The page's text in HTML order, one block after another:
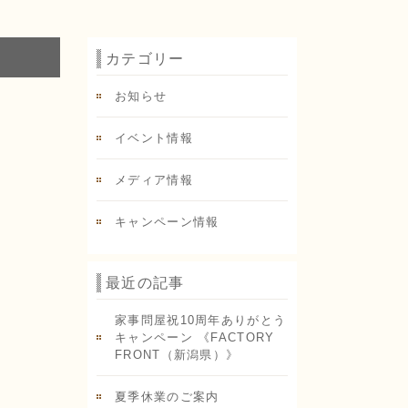
カテゴリー
お知らせ
イベント情報
メディア情報
キャンペーン情報
最近の記事
家事問屋祝10周年ありがとう
キャンペーン 《FACTORY
FRONT（新潟県）》
夏季休業のご案内